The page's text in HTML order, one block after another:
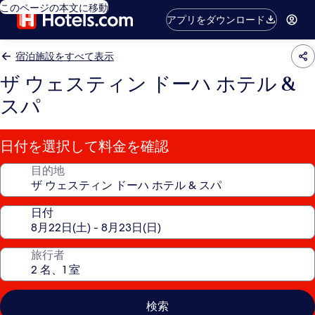
このページの本文に移動
アプリをダウンロード
宿泊施設をすべて表示
ザ ウェスティン ドーハ ホテル &
スパ
日付を選択して料金を確認
目的地
日付
旅行者
検索